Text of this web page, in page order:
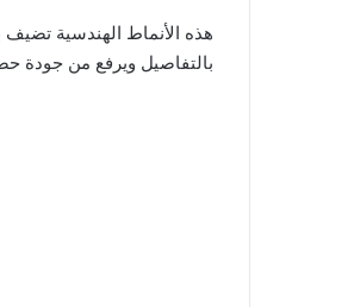
هذه الأنماط الهندسية تضيف
بالتفاصيل ويرفع من جودة